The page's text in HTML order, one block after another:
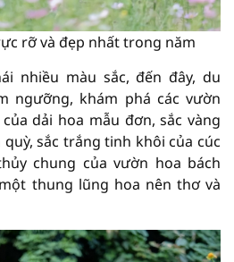
rỡ và đẹp nhất trong năm
nhiều màu sắc, đến đây, du
ngưỡng, khám phá các vườn
dải hoa mẫu đơn, sắc vàng
sắc trắng tinh khôi của cúc
chung của vườn hoa bách
thung lũng hoa nên thơ và